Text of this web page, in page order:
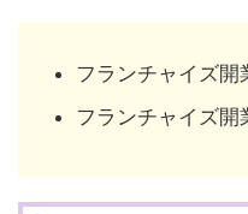
フランチャイズ開
フランチャイズ開